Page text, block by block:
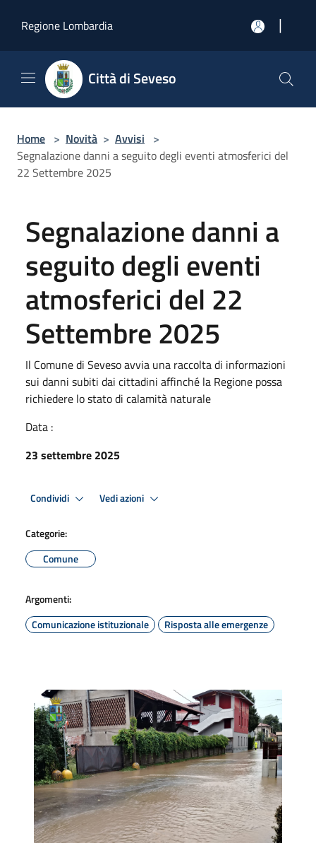
Regione Lombardia
|
Città di Seveso
Home > Novità > Avvisi >
Segnalazione danni a seguito degli eventi atmosferici del
22 Settembre 2025
Segnalazione danni a
seguito degli eventi
atmosferici del 22
Settembre 2025
Il Comune di Seveso avvia una raccolta di informazioni
sui danni subiti dai cittadini affinché la Regione possa
richiedere lo stato di calamità naturale
Data :
23 settembre 2025
Condividi Vedi azioni
Categorie:
Comune
Argomenti:
Comunicazione istituzionale
Risposta alle emergenze